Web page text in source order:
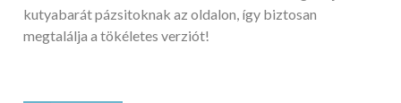
kutyabarát pázsitoknak az oldalon, így biztosan
megtalálja a tökéletes verziót!